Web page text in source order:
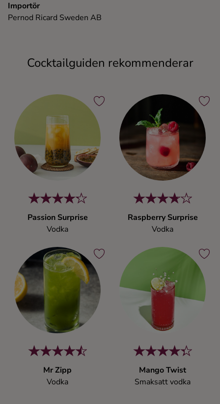
Importör
Pernod Ricard Sweden AB
Cocktailguiden rekommenderar
Passion Surprise
Vodka
Raspberry Surprise
Vodka
Mr Zipp
Vodka
Mango Twist
Smaksatt vodka